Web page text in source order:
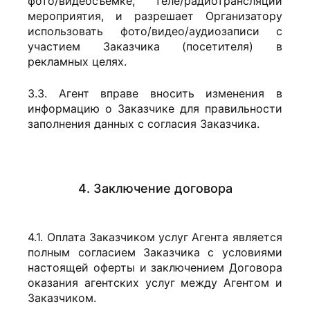
мероприятия, и разрешает Организатору
использовать фото/видео/аудиозаписи с
участием Заказчика (посетителя) в
рекламных целях.
3.3. Агент вправе вносить изменения в
информацию о Заказчике для правильности
заполнения данных с согласия Заказчика.
4. Заключение договора
4.1. Оплата Заказчиком услуг Агента является
полным согласием Заказчика с условиями
настоящей оферты и заключением Договора
оказания агентских услуг между Агентом и
Заказчиком.